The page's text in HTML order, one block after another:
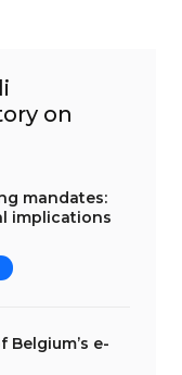
on
mandates:
implications
e-